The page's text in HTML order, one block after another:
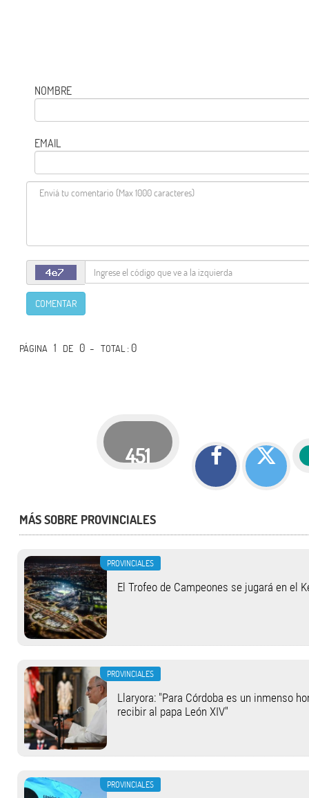
NOMBRE
EMAIL
COMENTAR
PÁGINA 1 DE 0 -TOTAL: 0
451
MÁS SOBRE PROVINCIALES
PROVINCIALES
El Trofeo de Campeones se jugará en el
PROVINCIALES
Llaryora: "Para Córdoba es un inmenso
recibir al papa León XIV"
PROVINCIALES